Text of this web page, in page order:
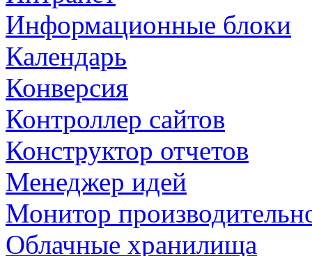
Информационные блоки
Календарь
Конверсия
Контроллер сайтов
Конструктор отчетов
Менеджер идей
Монитор
Облачные хранилища